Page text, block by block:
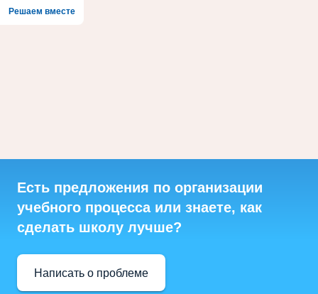
Решаем вместе
Есть предложения по организации
учебного процесса или знаете, как
сделать школу лучше?
Написать о проблеме